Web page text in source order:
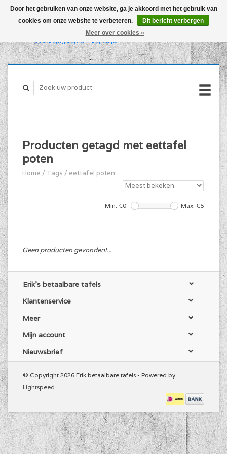
WINKELWAGEN (€0,00)
Producten getagd met eettafel
poten
Home / Tags / eettafel poten
Min: €0 Max: €5
Geen producten gevonden!...
Erik's betaalbare tafels
Klantenservice
Meer
Mijn account
Nieuwsbrief
© Copyright 2026 Erik betaalbare tafels - Powered by
Lightspeed
Door het gebruiken van onze website, ga je akkoord met het gebruik van
cookies om onze website te verbeteren.
Dit bericht verbergen
Meer over cookies »